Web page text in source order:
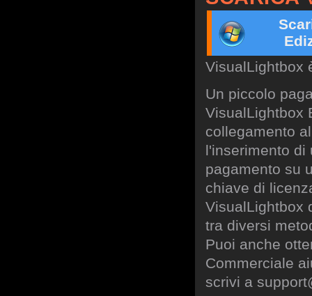
VisualLightbox
Un piccolo
VisualLightbox
collegamento
l'inserimento di
pagamento su
chiave di
VisualLightbox
tra diversi
Puoi anche
Commerciale
scrivi a